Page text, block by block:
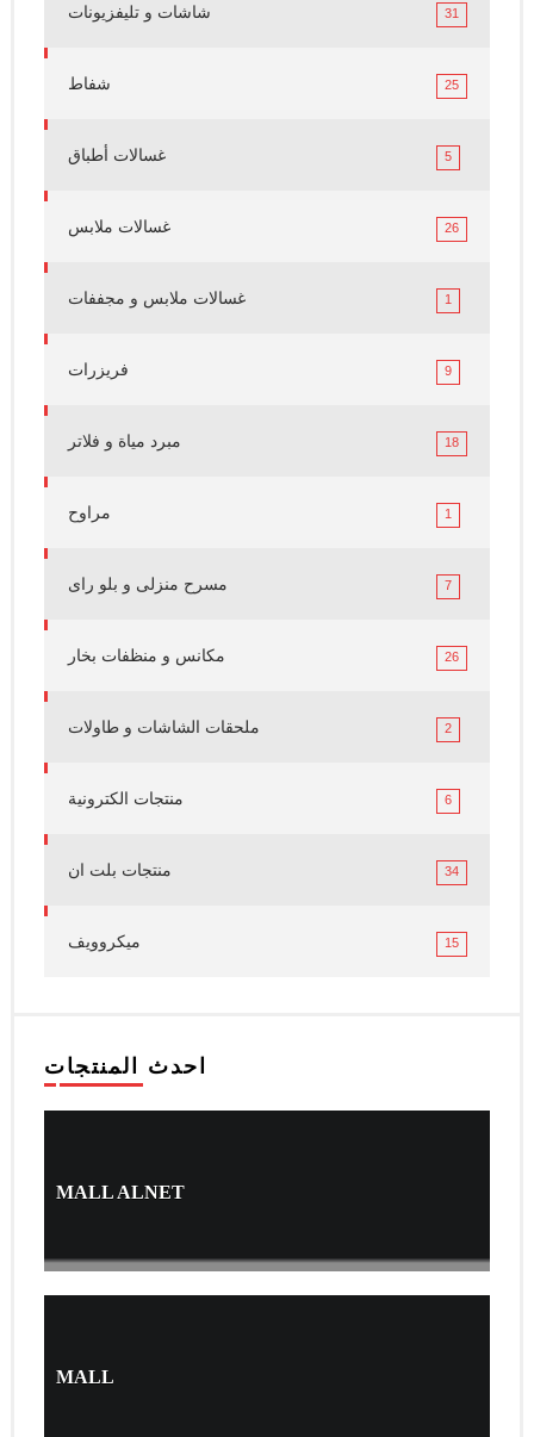
شاشات و تليفزيونات 31
شفاط 25
غسالات أطباق 5
غسالات ملابس 26
غسالات ملابس و مجففات 1
فريزرات 9
مبرد مياة و فلاتر 18
مراوح 1
مسرح منزلى و بلو راى 7
مكانس و منظفات بخار 26
ملحقات الشاشات و طاولات 2
منتجات الكترونية 6
منتجات بلت ان 34
ميكروويف 15
احدث المنتجات
MALL ALNET
MALL